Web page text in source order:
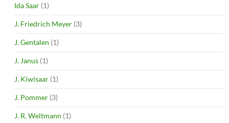
Ida Saar (1)
J. Friedrich Meyer (3)
J. Gentalen (1)
J. Janus (1)
J. Kiwisaar (1)
J. Pommer (3)
J. R. Weltmann (1)